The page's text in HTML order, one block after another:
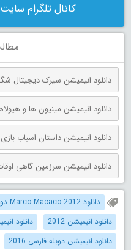
کانال تلگرام سایت
دانلود انیمیشن داستان اسباب بازی ۵ دوبله فارسی Toy Story 5 2026
دانلود Marco Macaco 2012 دوبله فارسی
دانلود انیمیشن 2012
دانلود
دانلود انیمیشن دوبله فارسی 2016